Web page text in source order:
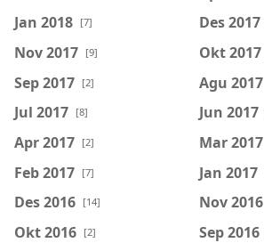
Jan 2018 [7] Des 2017
Nov 2017 [9] Okt 2017
Sep 2017 [2] Agu 2017
Jul 2017 [8] Jun 2017
Apr 2017 [2] Mar 2017
Feb 2017 [7] Jan 2017
Des 2016 [14] Nov 2016
Okt 2016 [2] Sep 2016